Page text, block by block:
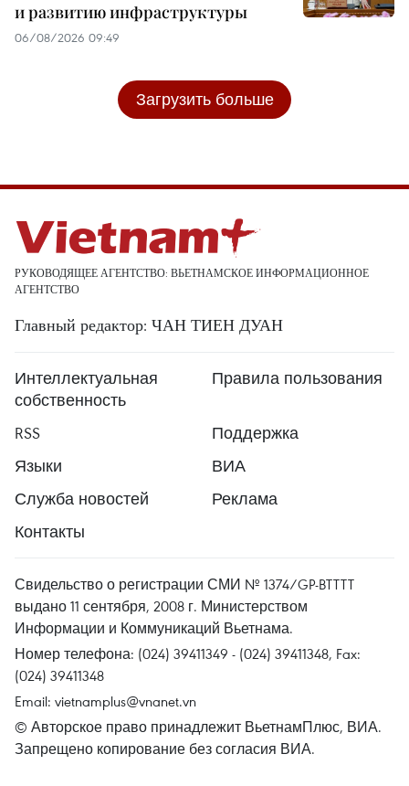
и развитию инфраструктуры
06/08/2026 09:49
Загрузить больше
РУКОВОДЯЩЕЕ АГЕНТСТВО: ВЬЕТНАМСКОЕ ИНФОРМАЦИОННОЕ
АГЕНТСТВО
Главный редактор: ЧАН ТИЕН ДУАН
Интеллектуальная
собственность
Правила пользования
RSS
Поддержка
Языки
ВИА
Служба новостей
Реклама
Контакты
Свидельство о регистрации СМИ № 1374/GP-BTTTT
выдано 11 сентября, 2008 г. Министерством
Информации и Коммуникаций Вьетнама.
Номер телефона: (024) 39411349 - (024) 39411348, Fax:
(024) 39411348
Email: vietnamplus@vnanet.vn
© Авторское право принадлежит ВьетнамПлюс, ВИА.
Запрещено копирование без согласия ВИА.